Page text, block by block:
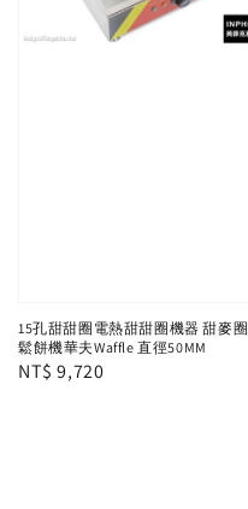
15孔甜甜圈電熱甜甜圈機器 甜麥圈
鬆餅機華夫Waffle 直徑50MM
Regular
NT$ 9,720